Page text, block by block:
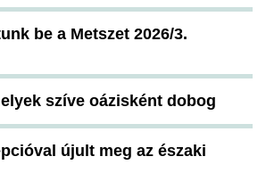
be a Metszet 2026/3.
szíve oázisként dobog
újult meg az északi